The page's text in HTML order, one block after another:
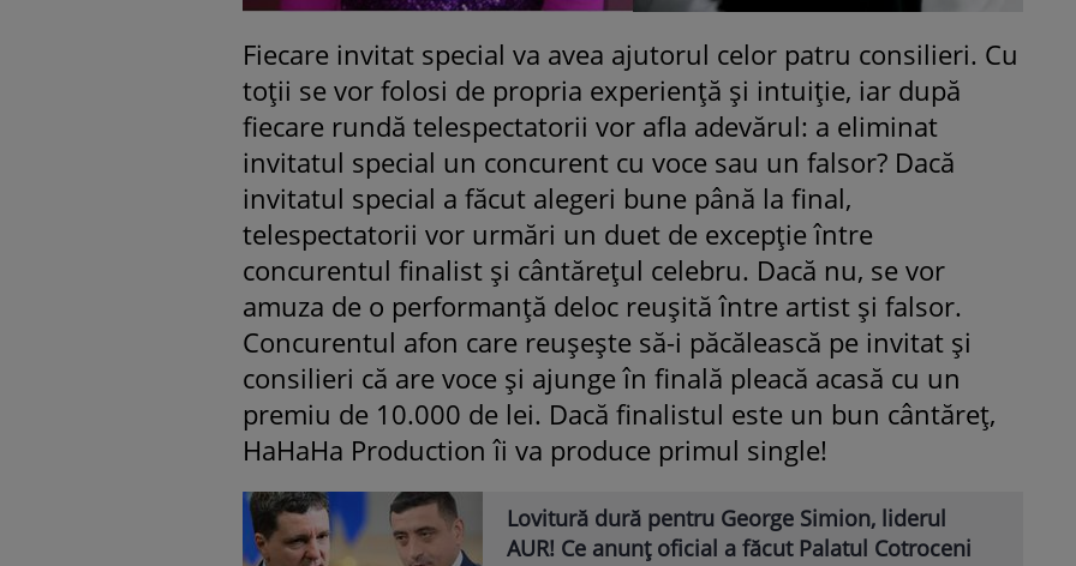
Fiecare invitat special va avea ajutorul celor patru consilieri. Cu
toții se vor folosi de propria experiență și intuiție, iar după
fiecare rundă telespectatorii vor afla adevărul: a eliminat
invitatul special un concurent cu voce sau un falsor? Dacă
invitatul special a făcut alegeri bune până la final,
telespectatorii vor urmări un duet de excepție între
concurentul finalist și cântărețul celebru. Dacă nu, se vor
amuza de o performanță deloc reușită între artist și falsor.
Concurentul afon care reușește să-i păcălească pe invitat și
consilieri că are voce și ajunge în finală pleacă acasă cu un
premiu de 10.000 de lei. Dacă finalistul este un bun cântăreț,
HaHaHa Production îi va produce primul single!
Lovitură dură pentru George Simion, liderul
AUR! Ce anunț oficial a făcut Palatul Cotroceni